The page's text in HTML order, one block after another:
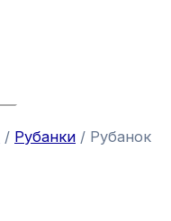
/ Рубанки / Рубанок